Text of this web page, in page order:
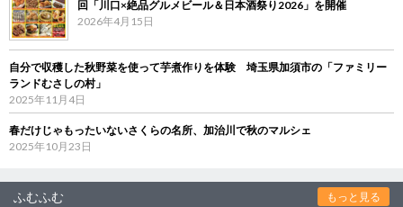
回「川口×絶品グルメビール＆日本酒祭り2026」を開催
2026年4月15日
自分で収穫した秋野菜を使って芋煮作りを体験 埼玉県加須市の「ファミリー
ランドむさしの村」
2025年11月4日
春だけじゃもったいないさくらの名所、加治川で秋のマルシェ
2025年10月23日
ふむふむ もっと見る